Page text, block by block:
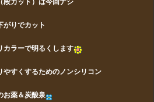
段カット）は今回ナシ
がりでカット
カラーで明るくします
やすくするためのノンシリコン
お薬＆炭酸泉